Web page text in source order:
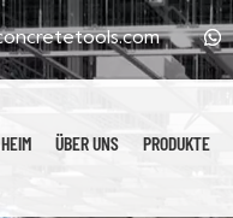
HEIM ÜBER UNS PRODUKTE